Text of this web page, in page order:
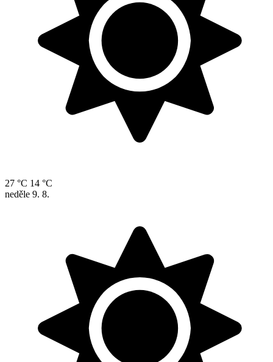
27 °C 14 °C
neděle 9. 8.